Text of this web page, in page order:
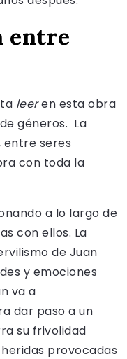
entre
leeren esta obra
géneros. La
entre seres
con toda la
a lo largo de
con ellos. La
de Juan
y emociones
va a
dar paso a un
su frivolidad
provocadas